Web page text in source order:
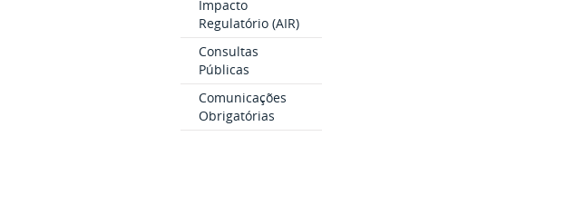
Impacto
Regulatório (AIR)
Consultas
Públicas
Comunicações
Obrigatórias